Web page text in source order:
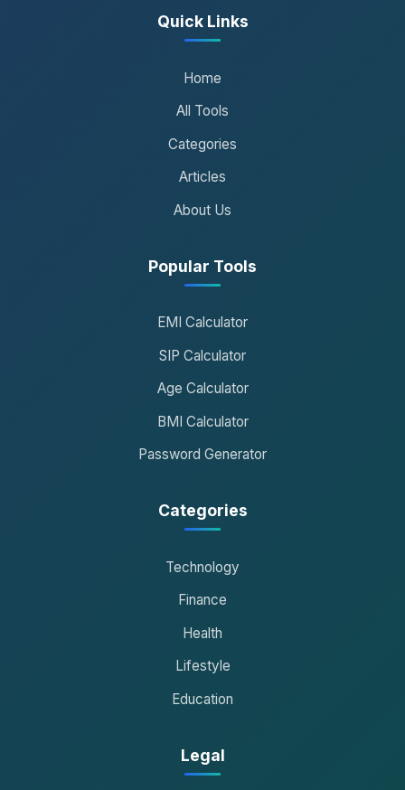
Quick Links
Home
All Tools
Categories
Articles
About Us
Popular Tools
EMI Calculator
SIP Calculator
Age Calculator
BMI Calculator
Password Generator
Categories
Technology
Finance
Health
Lifestyle
Education
Legal